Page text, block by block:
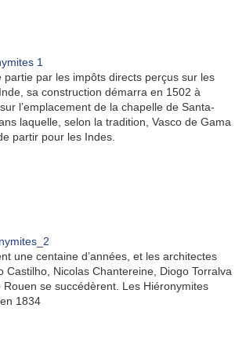
partie par les impôts directs perçus sur les
sa construction démarra en 1502 à
l’emplacement de la chapelle de Santa-
laquelle, selon la tradition, Vasco de Gama
partir pour les Indes.
une centaine d’années, et les architectes
Castilho, Nicolas Chantereine, Diogo Torralva
se succédèrent. Les Hiéronymites
1834